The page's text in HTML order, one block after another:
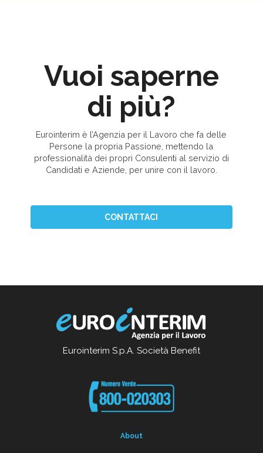
Vuoi saperne
di più?
Eurointerim è l’Agenzia per il Lavoro che fa delle
Persone la propria Passione, mettendo la
professionalità dei propri Consulenti al servizio di
Candidati e Aziende, per unire con il lavoro.
CONTATTACI
Eurointerim S.p.A. Società Benefit
About